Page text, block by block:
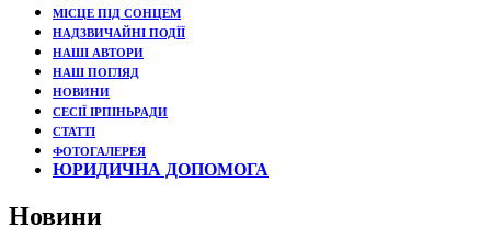
МІСЦЕ ПІД СОНЦЕМ
НАДЗВИЧАЙНІ ПОДЇЇ
НАШІ АВТОРИ
НАШ ПОГЛЯД
НОВИНИ
СЕСІЇ ІРПІНЬРАДИ
СТАТТІ
ФОТОГАЛЕРЕЯ
ЮРИДИЧНА ДОПОМОГА
Новини